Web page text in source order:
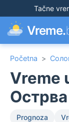
Tačne
Vreme.
Početna >
Vreme
Острва
Prognoza